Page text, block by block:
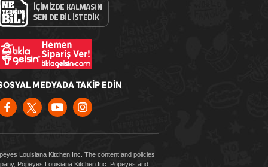
MEDYADA TAKİP EDİN
Louisiana Kitchen Inc. The content and policies
Popeyes Louisiana Kitchen Inc. Popeyes and